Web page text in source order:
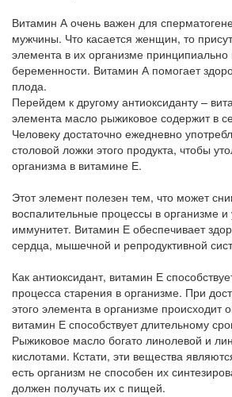
Витамин А очень важен для
мужчины. Что касается женщин, то
элемента в их организме
беременности. Витамин А помогает
плода.
Перейдем к другому антиоксиданту –
элемента масло рыжиковое содержит в
Человеку достаточно ежедневно
столовой ложки этого продукта, чтобы
организма в витамине Е.
Этот элемент полезен тем, что может
воспалительные процессы в организме и
иммунитет. Витамин Е обеспечивает
сердца, мышечной и репродуктивной
Как антиоксидант, витамин Е
процесса старения в организме. При
этого элемента в организме
витамин Е способствует длительному
Рыжиковое масло богато линолевой и
кислотами. Кстати, эти вещества
есть организм не способен их
должен получать их с пищей.